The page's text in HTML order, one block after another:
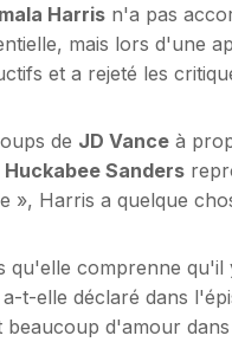
Harris n'a pas
mais lors d'une
et a rejeté les
de JD Vance à
Huckabee Sanders
», Harris a quelque
qu'elle comprenne
t-elle déclaré dans
beaucoup d'amour